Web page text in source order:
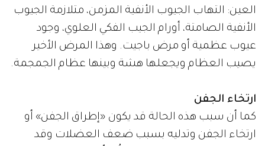
العين: التهاب الجيوب الأنفية المزمن، متلازمة الجيوب
الأنفية الصامتة، أورام الجيب الفكي العلوي، وجود
عيوب عظمية أو مرض باجيت. وهذا المرض الأخير
يصيب العظام ويجعلها هشة وبينها عظام الجمجمة.
ارتخاء الجفن
كما أن سبب هذه الحالة قد يكون «إطراق الجفن» أو
ارتخاء الجفن وتدليه بسبب ضعف العضلات وقد